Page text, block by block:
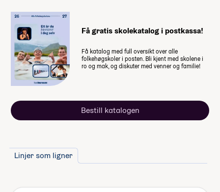
Få gratis skolekatalog i postkassa!
Få katalog med full oversikt over alle
folkehøgskoler i posten. Bli kjent med skolene i
ro og mak, og diskuter med venner og familie!
Bestill katalogen
Linjer som ligner